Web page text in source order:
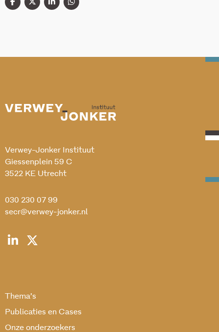
Verwey-Jonker Instituut
Giessenplein 59 C
3522 KE Utrecht
030 230 07 99
secr@verwey-jonker.nl
Thema’s
Publicaties en Cases
Onze onderzoekers